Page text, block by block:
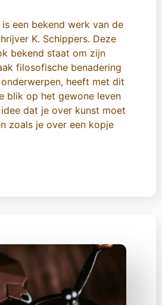
is een bekend werk van de
K. Schippers. Deze
bekend staat om zijn
filosofische benadering
heeft met dit
blik op het gewone leven
dat je over kunst moet
zoals je over een kopje